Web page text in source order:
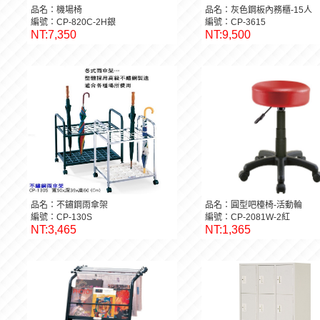
品名：機場椅
編號：CP-820C-2H銀
NT:7,350
品名：灰色鋼板內務櫃-15人
編號：CP-3615
NT:9,500
品名：不鏽鋼雨傘架
編號：CP-130S
NT:3,465
品名：圓型吧檯椅-活動輪
編號：CP-2081W-2紅
NT:1,365